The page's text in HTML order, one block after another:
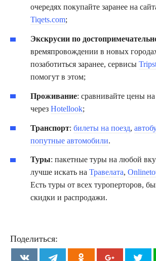
очередях покупайте заранее на
Tiqets.com;
Экскрусии по
времяпровождении в новых
позаботиться заранее, сервисы
помогут в этом;
Проживание: сравнивайте цены
через Hotellook;
Транспорт: билеты на поезд,
попутные автомобили.
Туры: пакетные туры на любой
лучше искать на Травелата,
Есть туры от всех туроперторов,
скидки и распродажи.
Поделиться: